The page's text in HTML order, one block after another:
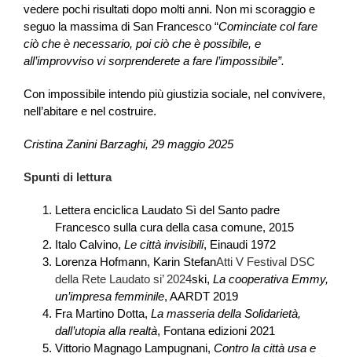
vedere pochi risultati dopo molti anni. Non mi scoraggio e
seguo la massima di San Francesco “Cominciate col fare
ciò che è necessario, poi ciò che è possibile, e
all’improvviso vi sorprenderete a fare l’impossibile”.
Con impossibile intendo più giustizia sociale, nel convivere,
nell’abitare e nel costruire.
Cristina Zanini Barzaghi, 29 maggio 2025
Spunti di lettura
Lettera enciclica Laudato Sì del Santo padre
Francesco sulla cura della casa comune, 2015
Italo Calvino, Le città invisibili, Einaudi 1972
Lorenza Hofmann, Karin StefanAtti V Festival DSC
della Rete Laudato si’ 2024ski, La cooperativa Emmy,
un’impresa femminile, AARDT 2019
Fra Martino Dotta, La masseria della Solidarietà,
dall’utopia alla realtà, Fontana edizioni 2021
Vittorio Magnago Lampugnani, Contro la città usa e